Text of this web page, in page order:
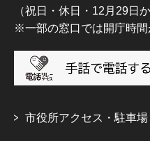
（祝日・休日・12月29日
※一部の窓口では開庁時
市役所アクセス・駐車場